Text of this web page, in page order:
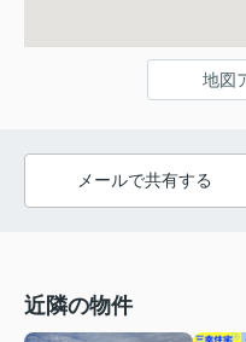
地図
メールで共有する
近隣の物件